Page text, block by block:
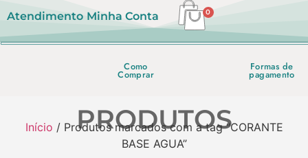
Atendimento Minha Conta 0
Como
Comprar
Formas de
pagamento
PRODUTOS
Início / Produtos marcados com a tag “CORANTE
BASE AGUA”